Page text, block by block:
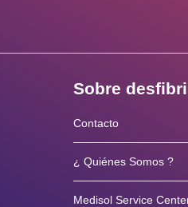
Sobre
Contacto
¿ Quiénes Somos ?
Medisol Service